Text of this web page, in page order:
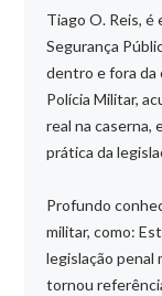
Tiago O. Reis, é
Segurança
dentro e fora da
Polícia Militar,
real na caserna,
prática da
Profundo
militar, como:
legislação penal
tornou